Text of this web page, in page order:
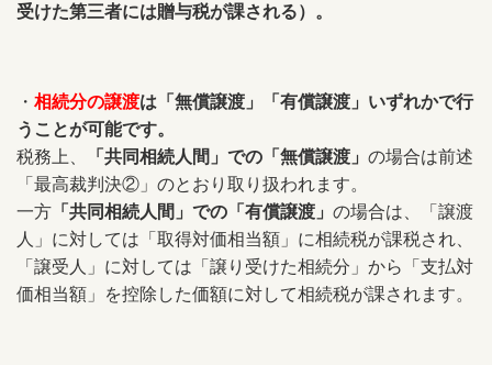
受けた第三者には贈与税が課される）。
・ 相続分の譲渡は「無償譲渡」「有償譲渡」いずれかで行
うことが可能です。
税務上、
「共同相続人間」での「無償譲渡」 の場合は前述
「最高裁判決②」のとおり取り扱われます。
一方 「共同相続人間」での「有償譲渡」 の場合は、「譲渡
人」に対しては「取得対価相当額」に相続税が課税され、
「譲受人」に対しては「譲り受けた相続分」から「支払対
価相当額」を控除した価額に対して相続税が課されます。